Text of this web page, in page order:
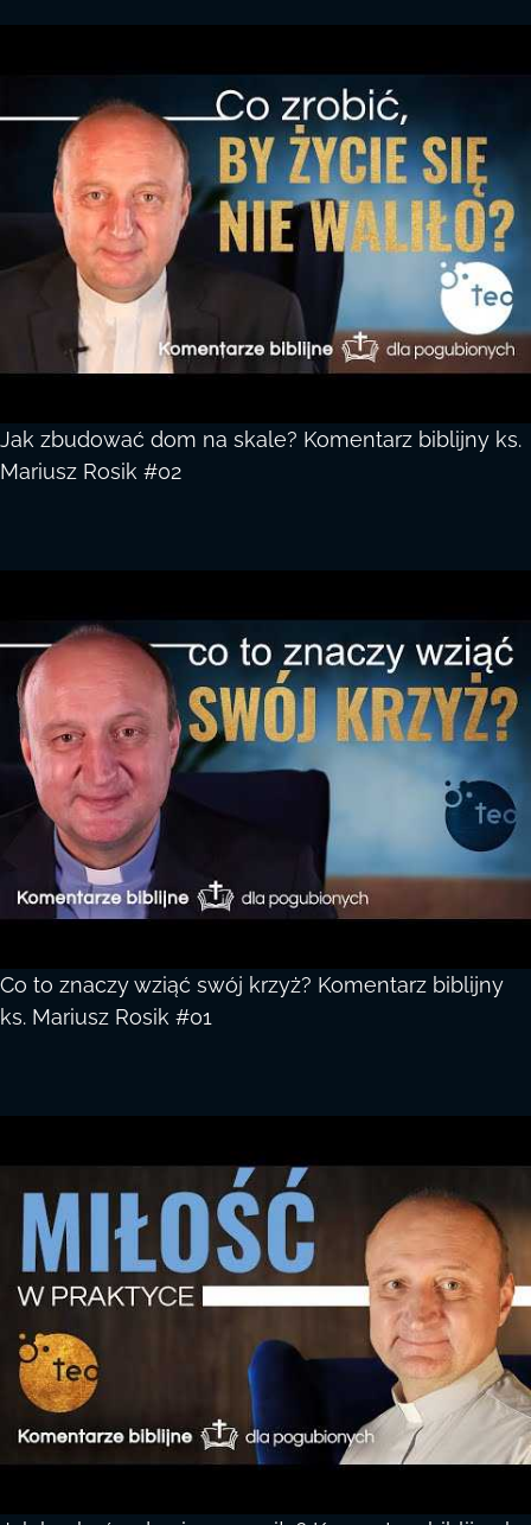
Jak zbudować dom na skale? Komentarz biblijny ks.
Mariusz Rosik #02
Co to znaczy wziąć swój krzyż? Komentarz biblijny
ks. Mariusz Rosik #01